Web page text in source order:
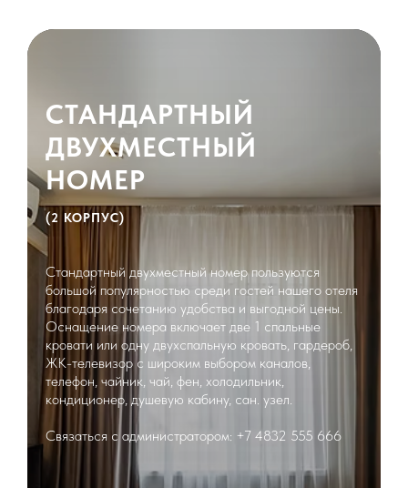
СТАНДАРТНЫЙ
ДВУХМЕСТНЫЙ
НОМЕР
(2 КОРПУС)
Стандартный двухместный номер пользуются
большой популярностью среди гостей нашего отеля
благодаря сочетанию удобства и выгодной цены.
Оснащение номера включает две 1 спальные
кровати или одну двухспальную кровать, гардероб,
ЖК-телевизор с широким выбором каналов,
телефон, чайник, чай, фен, холодильник,
кондиционер, душевую кабину, сан. узел.
Связаться с администратором: +7 4832 555 666